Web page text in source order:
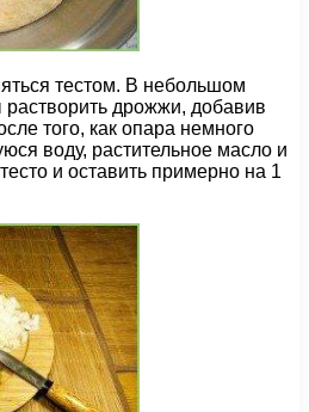
тестом. В небольшом
растворить дрожжи, добавив
того, как опара немного
воду, растительное масло и
и оставить примерно на 1